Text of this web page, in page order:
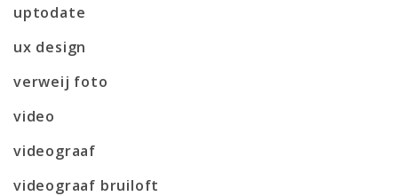
uptodate
ux design
verweij foto
video
videograaf
videograaf bruiloft